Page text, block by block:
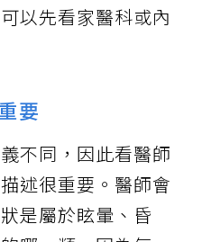
以先看家醫科或內
要
不同，因此看醫師
述很重要。醫師會
是屬於眩暈、昏